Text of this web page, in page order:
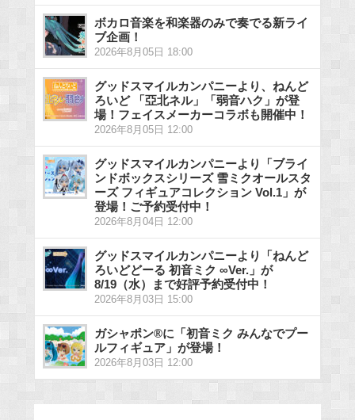
ボカロ音楽を和楽器のみで奏でる新ライ
ブ企画！
2026年8月05日 18:00
グッドスマイルカンパニーより、ねんど
ろいど 「亞北ネル」「弱音ハク」が登
場！フェイスメーカーコラボも開催中！
2026年8月05日 12:00
グッドスマイルカンパニーより「ブライ
ンドボックスシリーズ 雪ミクオールスタ
ーズ フィギュアコレクション Vol.1」が
登場！ご予約受付中！
2026年8月04日 12:00
グッドスマイルカンパニーより「ねんど
ろいどどーる 初音ミク ∞Ver.」が
8/19（水）まで好評予約受付中！
2026年8月03日 15:00
ガシャポン®に「初音ミク みんなでプー
ルフィギュア」が登場！
2026年8月03日 12:00